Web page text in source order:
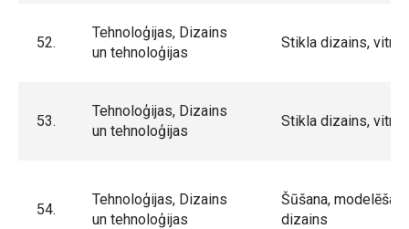
52.
Tehnoloģijas, Dizains
un tehnoloģijas
Stikla dizains,
53.
Tehnoloģijas, Dizains
un tehnoloģijas
Stikla dizains,
54.
Tehnoloģijas, Dizains
un tehnoloģijas
Šūšana,
dizains